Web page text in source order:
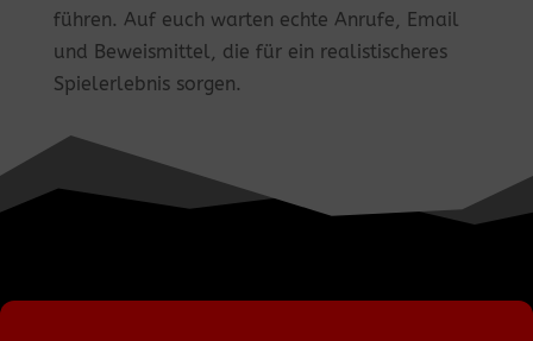
führen. Auf euch warten echte Anrufe, Email
und Beweismittel, die für ein realistischeres
Spielerlebnis sorgen.